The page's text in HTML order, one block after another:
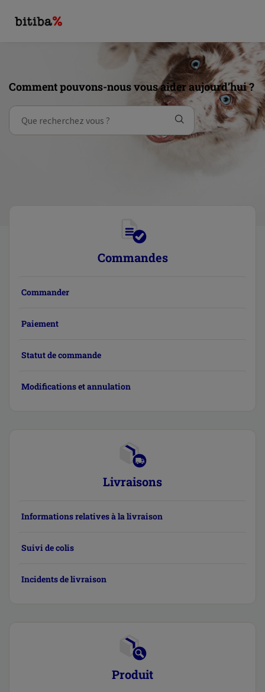
Comment pouvons-nous vous aider aujourd’hui ?
Commandes
Commander
Paiement
Statut de commande
Modifications et annulation
Livraisons
Informations relatives à la livraison
Suivi de colis
Incidents de livraison
Produit